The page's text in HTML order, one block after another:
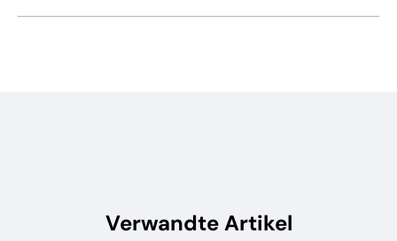
Verwandte Artikel